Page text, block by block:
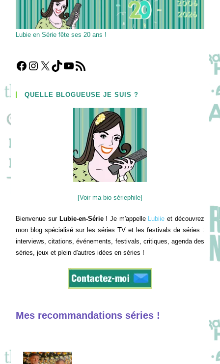
Lubie en Série fête ses 20 ans !
Facebook
Instagram
X TikTokYouTube
Flux RSS
QUELLE BLOGUEUSE JE SUIS ?
[Voir ma bio sériephile]
Bienvenue sur Lubie-en-Série! Je m'appelle Lubiie et découvrez
mon blog spécialisé sur les séries TV et les festivals de séries :
interviews, citations, événements, festivals, critiques, agenda des
séries, jeux et plein d'autres idées en séries !
Mes recommandations séries !